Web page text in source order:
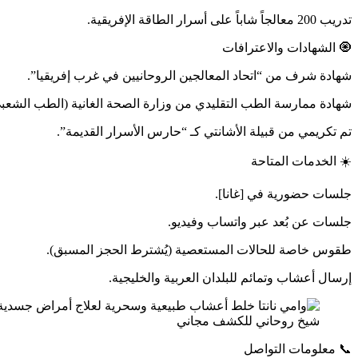
تدريب 200 معالجاً شاباً على أسرار الطاقة الإفريقية.
🧿 الشهادات والاعترافات
شهادة شرف من “اتحاد المعالجين الروحانيين في غرب إفريقيا”.
شهادة ممارسة الطب التقليدي من وزارة الصحة الغانية (الطب
تم تكريمي من قبيلة الأشانتي كـ “حارس الأسرار القديمة”.
☀️ الخدمات المتاحة
جلسات حضورية في [غانا].
جلسات عن بُعد عبر واتساب وفيديو.
طقوس خاصة للحالات المستعصية (يُشترط الحجز المسبق).
إرسال أعشاب وتمائم للبلدان العربية والخليجية.
شيخ روحاني للكشف مجاني
📞 معلومات التواصل